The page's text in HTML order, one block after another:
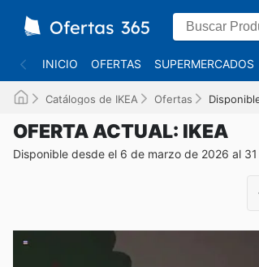
INICIO OFERTAS SUPERMERCADOS
Catálogos de IKEA Ofertas
OFERTA ACTUAL: IKEA
Disponible desde el 6 de marzo de 2026 al